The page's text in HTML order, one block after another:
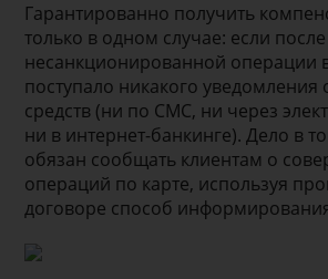
Гарантированно получить
только в одном случае: если после
несанкционированной операции
поступало никакого уведомления
средств (ни по СМС, ни через
ни в интернет-банкинге). Дело в
обязан сообщать клиентам о
операций по карте, используя
договоре способ